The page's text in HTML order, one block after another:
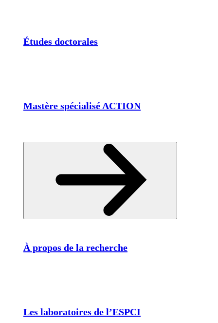
Études doctorales
Mastère spécialisé ACTION
À propos de la recherche
Les laboratoires de l’ESPCI